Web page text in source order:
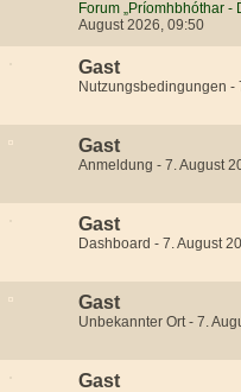
Forum „Príomhbhóthar -
August 2026, 09:50
Gast
Nutzungsbedingungen -
Gast
Anmeldung - 7. August
Gast
Dashboard - 7. August
Gast
Unbekannter Ort - 7.
Gast